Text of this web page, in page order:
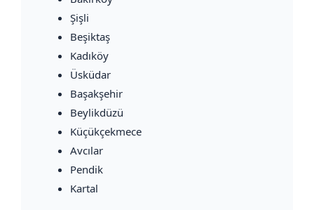
Şişli
Beşiktaş
Kadıköy
Üsküdar
Başakşehir
Beylikdüzü
Küçükçekmece
Avcılar
Pendik
Kartal